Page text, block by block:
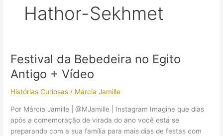
Hathor-Sekhmet
Festival da Bebedeira no Egito
Antigo + Vídeo
Histórias Curiosas / Márcia Jamille
Por Márcia Jamille | @MJamille | Instagram Imagine que dias
após a comemoração de virada do ano você está se
preparando com a sua família para mais dias de festas com